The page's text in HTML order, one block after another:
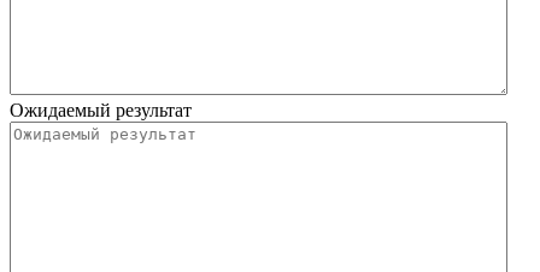
Ожидаемый результат